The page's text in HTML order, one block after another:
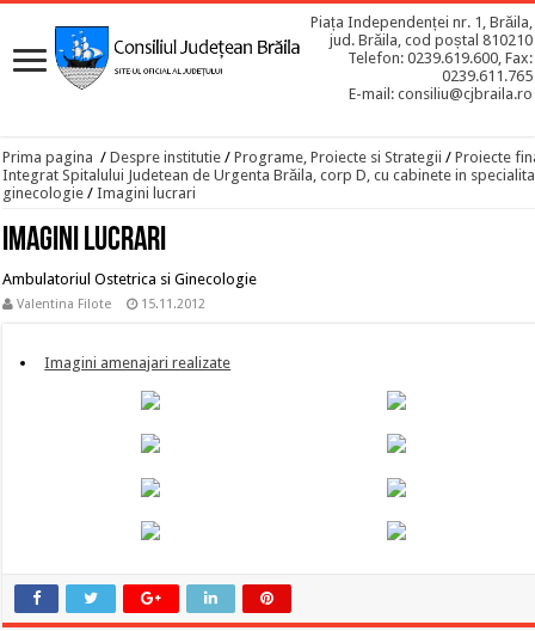
Piața Independenței nr. 1, Brăila,
jud. Brăila, cod poștal 810210
Telefon: 0239.619.600, Fax:
0239.611.765
E-mail: consiliu@cjbraila.ro
Prima pagina / Despre institutie / Programe, Proiecte si Strategii / Proiecte
Integrat Spitalului Judetean de Urgenta Brăila, corp D, cu cabinete in
ginecologie / Imagini lucrari
Imagini lucrari
Ambulatoriul Ostetrica si Ginecologie
Valentina Filote 15.11.2012
Imagini amenajari realizate